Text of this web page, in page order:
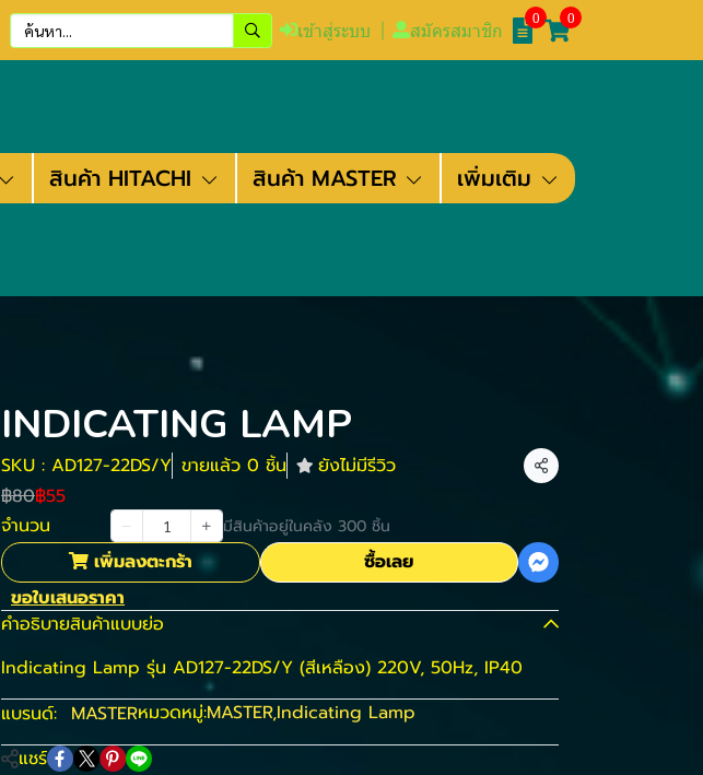
เข้าสู่ระบบ สมัครสมาชิก
0 0
สินค้า HITACHI สินค้า MASTER เพิ่มเติม
INDICATING LAMP
SKU : AD127-22DS/Y ขายแล้ว 0 ชิ้น ยังไม่มีรีวิว
แชร์
฿80฿55
จำนวน
มีสินค้าอยู่ในคลัง 300 ชิ้น
เพิ่มลงตะกร้า
ซื้อเลย
ขอใบเสนอราคา
คำอธิบายสินค้าแบบย่อ
Indicating Lamp รุ่น AD127-22DS/Y (สีเหลือง) 220V, 50Hz, IP40
แบรนด์: MASTERหมวดหมู่:MASTER,Indicating Lamp
แชร์